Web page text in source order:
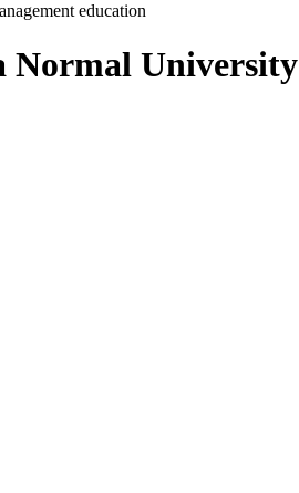
education
Normal University